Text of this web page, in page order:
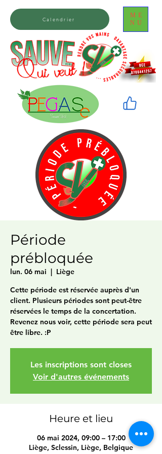
ME
NU
Calendrier
Période
prébloquée
lun. 06 mai
  |
Liège
Cette période est réservée auprès d'un
client. Plusieurs périodes sont peut-être
réservées le temps de la concertation.
Revenez nous voir, cette période sera peut
être libre. :P
Les inscriptions sont closes
Voir d'autres événements
Heure et lieu
06 mai 2024, 09:00 – 17:00
Liège, Sclessin, Liège, Belgique